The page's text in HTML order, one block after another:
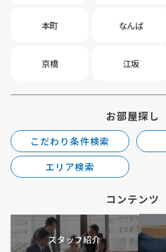
本町 なんば
京橋 江坂
お部屋探し
こだわり条件検索
エリア検索
コンテンツ
スタッフ紹介